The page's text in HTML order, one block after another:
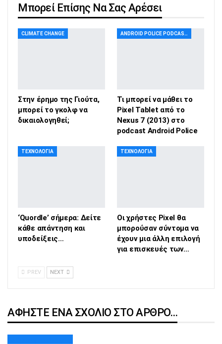
Μπορεί Επίσης Να Σας Αρέσει
CLIMATE CHANGE
Στην έρημο της Γιούτα,
μπορεί το γκολφ να
δικαιολογηθεί;
ANDROID POLICE PODCAST
Τι μπορεί να μάθει το
Pixel Tablet από το
Nexus 7 (2013) στο
podcast Android Police
ΤΕΧΝΟΛΟΓΊΑ
‘Quordle’ σήμερα: Δείτε
κάθε απάντηση και
υποδείξεις…
ΤΕΧΝΟΛΟΓΊΑ
Οι χρήστες Pixel θα
μπορούσαν σύντομα να
έχουν μια άλλη επιλογή
για επισκευές των…
PREV NEXT
ΑΦΉΣΤΕ ΈΝΑ ΣΧΌΛΙΟ ΣΤΟ ΆΡΘΡΟ…